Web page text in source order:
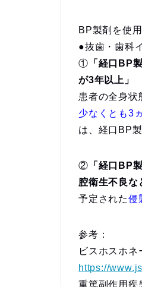
BP製剤を使
●抜歯・歯科
① 「経口BP
が3年以上」
患者の全身状
少なくとも3
は、経口BP
② 「経口BP
腔衛生不良な
予定された侵
参考：
ビスホスホ
https://
重篤副作用疾